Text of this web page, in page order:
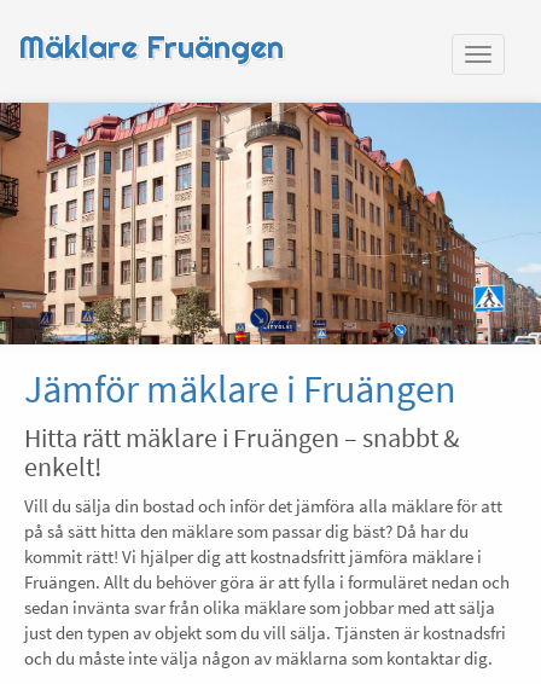
Mäklare Fruängen
Jämför mäklare i Fruängen
Hitta rätt mäklare i Fruängen – snabbt &
enkelt!
Vill du sälja din bostad och inför det jämföra alla mäklare för att
på så sätt hitta den mäklare som passar dig bäst? Då har du
kommit rätt! Vi hjälper dig att kostnadsfritt jämföra mäklare i
Fruängen. Allt du behöver göra är att fylla i formuläret nedan och
sedan invänta svar från olika mäklare som jobbar med att sälja
just den typen av objekt som du vill sälja. Tjänsten är kostnadsfri
och du måste inte välja någon av mäklarna som kontaktar dig.